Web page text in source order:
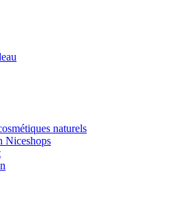
naturels
Niceshops